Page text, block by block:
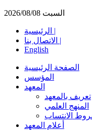
السبت 2026/08/08
الرئيسية |
الاتصال بنا |
English
الصفحة الرئيسية
المؤسس
المعهد
تعريف بالمعهد
المنهج العلمي
الانتساب
أعلام المعهد